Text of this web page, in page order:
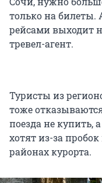
только на
рейсами выходит
тревел-агент.
Туристы из
тоже
поезда не купить,
хотят из-за
районах курорта.